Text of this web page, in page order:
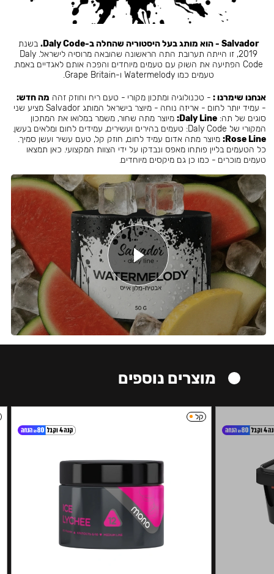
Salvador - הוא מותג בעל היסטוריה שהחלה ב-Daly Code.
בשנת
2019, זו הייתה תערובת התה הראשונה שהובאה מרוסיה לישראל. Daly
Code הפתיעה את השוק עם טעמים מיוחדים והפכה אותם לאגדיים באמת.
טעמים כמו Watermelody ו-Grape Britain.
אנחנו שימרנו : - טכנולוגיה ומתכון מקורי - טעם ריח וחוזק זהה מה חדש:
- עמיד יותר לחום - אריזה נוחה - מיוצר בישראל המותג Salvador מציע שני
סוגים של תה:Daly Line: מיוצר מתה שחור, משמר במלואו את המתכון
המקורי של Daly Code: טעמים בהירים ועשירים, עמידים לחום ומלאים בעשן.
Rose Line: מיוצר מתה אדום עמיד לחום, חוזק קל, טעם עשיר ועשן סמיך.
כל הטעמים בליין פותחו מאפס ונבדקו על ידי הצוות המקצועי. כאן תמצאו
טעמים מוכרים - כמו כן גם מיקסים מיוחדים.
מוצרים נוספים
קל